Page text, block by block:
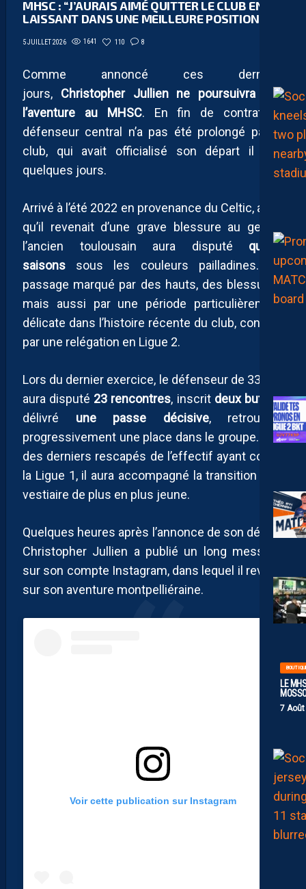
LE
7
MHSC : “J’AURAIS AIMÉ QUITTER LE CLUB EN LE
LAISSANT DANS UNE MEILLEURE POSITION”
5 JUILLET 2026 1641 110 8
Comme annoncé ces derniers
jours, Christopher Jullien ne poursuivra pas
l’aventure au MHSC. En fin de contrat, le
défenseur central n’a pas été prolongé par le
club, qui avait officialisé son départ il y a
quelques jours.
Arrivé à l’été 2022 en provenance du Celtic, alors
qu’il revenait d’une grave blessure au genou,
l’ancien toulousain aura disputé quatre
saisons sous les couleurs pailladines. Un
passage marqué par des hauts, des blessures,
mais aussi par une période particulièrement
délicate dans l’histoire récente du club, conclue
par une relégation en Ligue 2.
Lors du dernier exercice, le défenseur de 33 ans
aura disputé 23 rencontres, inscrit deux buts
et
délivré une passe décisive, retrouvant
progressivement une place dans le groupe. L’un
des derniers rescapés de l’effectif ayant connu
la Ligue 1, il aura accompagné la transition d’un
vestiaire de plus en plus jeune.
Quelques heures après l’annonce de son départ,
Christopher Jullien a publié un long message
sur son compte Instagram, dans lequel il revient
sur son aventure montpelliéraine.
Voir cette publication sur Instagram